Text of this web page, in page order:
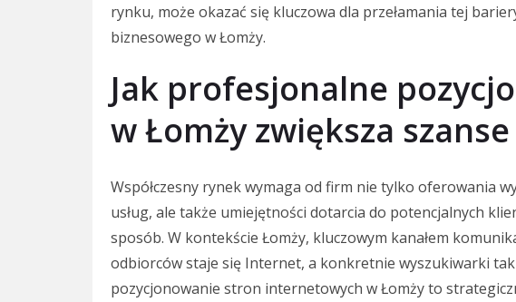
rynku, może okazać się kluczowa dla przełamania tej
biznesowego w Łomży.
Jak profesjonalne
w Łomży zwiększa
Współczesny rynek wymaga od firm nie tylko oferowania
usług, ale także umiejętności dotarcia do potencjalnych
sposób. W kontekście Łomży, kluczowym kanałem
odbiorców staje się Internet, a konkretnie wyszukiwarki
pozycjonowanie stron internetowych w Łomży to